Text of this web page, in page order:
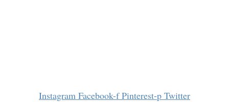
Instagram Facebook-f Pinterest-p Twitter